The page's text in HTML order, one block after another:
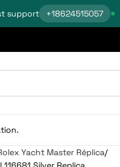
support +18624515057
Yacht Master Réplica